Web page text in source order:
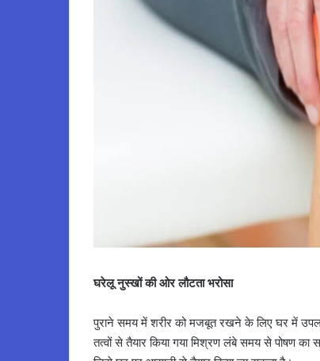
घरेलू नुस्खों की ओर लौटता भरोसा
पुराने समय में शरीर को मजबूत रखने के लिए घर में
तत्वों से तैयार किया गया मिश्रण लंबे समय से पोषण का